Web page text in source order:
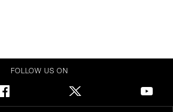
FOLLOW US ON
Facebook Twitter Youtube